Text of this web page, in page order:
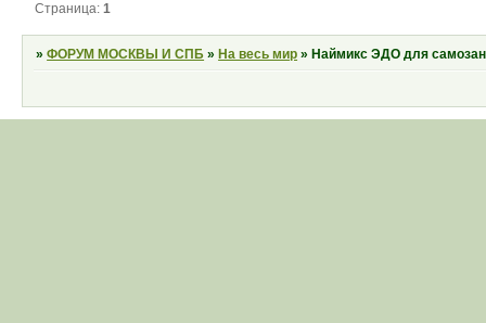
Страница:1
»ФОРУМ МОСКВЫ И СПБ »На весь мир »Наймикс ЭДО для